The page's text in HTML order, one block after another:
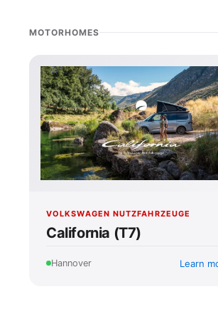
MOTORHOMES
VOLKSWAGEN NUTZFAHRZEUGE
California (T7)
Hannover Learn